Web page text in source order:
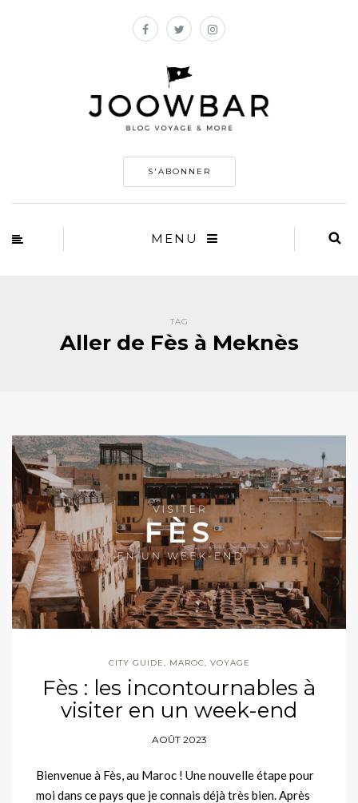
S'ABONNER
MENU
TAG
Aller de Fès à Meknès
CITY GUIDE MAROC VOYAGE
Fès : les incontournables à
visiter en un week-end
AOÛT 2023
Bienvenue à Fès, au Maroc ! Une nouvelle étape pour
moi dans ce pays que je connais déjà très bien. Après